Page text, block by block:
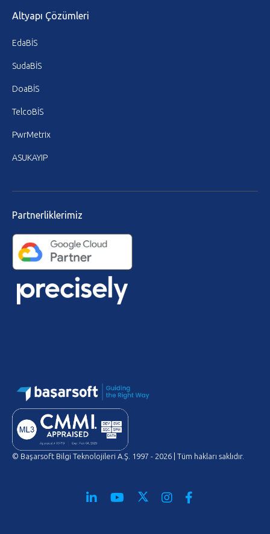
Altyapı Çözümleri
EdaBİS
SudaBİS
DoaBİS
TelcoBİS
PwrMetrix
ASUKAYIP
Partnerliklerimiz
© Başarsoft Bilgi Teknolojileri A.Ş. 1997 - 2026 | Tüm hakları saklıdır.